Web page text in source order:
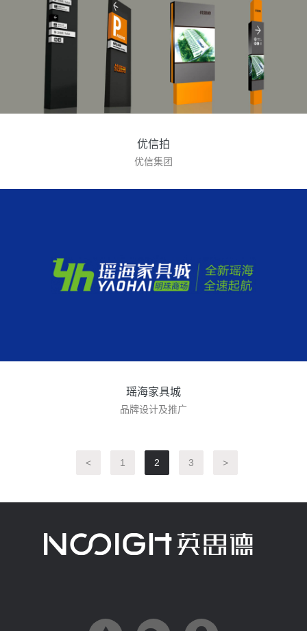
优信拍
优信集团
瑶海家具城
品牌设计及推广
< 1 2 3 >